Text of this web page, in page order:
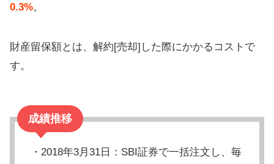
0.3%。
財産留保額とは、解約[売却]した際にかかるコストで
す。
成績推移
・2018年3月31日：SBI証券で一括注文し、毎